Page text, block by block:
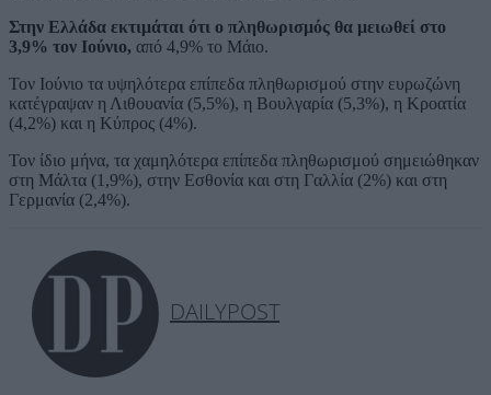
Στην Ελλάδα εκτιμάται ότι ο πληθωρισμός θα μειωθεί στο
3,9% τον Ιούνιο, από 4,9% το Μάιο.
Τον Ιούνιο τα υψηλότερα επίπεδα πληθωρισμού στην ευρωζώνη
κατέγραψαν η Λιθουανία (5,5%), η Βουλγαρία (5,3%), η Κροατία
(4,2%) και η Κύπρος (4%).
Τον ίδιο μήνα, τα χαμηλότερα επίπεδα πληθωρισμού σημειώθηκαν
στη Μάλτα (1,9%), στην Εσθονία και στη Γαλλία (2%) και στη
Γερμανία (2,4%).
DAILYPOST